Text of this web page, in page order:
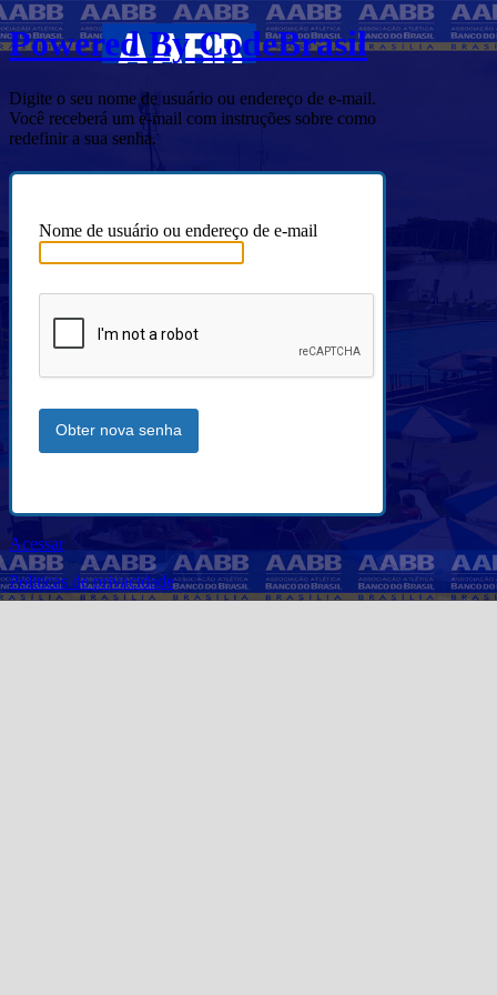
Powered By CodeBrasil
Digite o seu nome de usuário ou endereço de e-mail.
Você receberá um e-mail com instruções sobre como
redefinir a sua senha.
Nome de usuário ou endereço de e-mail
Acessar
Politicas de privacidade